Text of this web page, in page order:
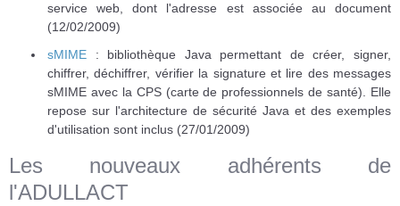
service web, dont l'adresse est associée au document
(12/02/2009)
sMIME : bibliothèque Java permettant de créer, signer,
chiffrer, déchiffrer, vérifier la signature et lire des messages
sMIME avec la CPS (carte de professionnels de santé). Elle
repose sur l'architecture de sécurité Java et des exemples
d'utilisation sont inclus (27/01/2009)
Les nouveaux adhérents de
l'ADULLACT